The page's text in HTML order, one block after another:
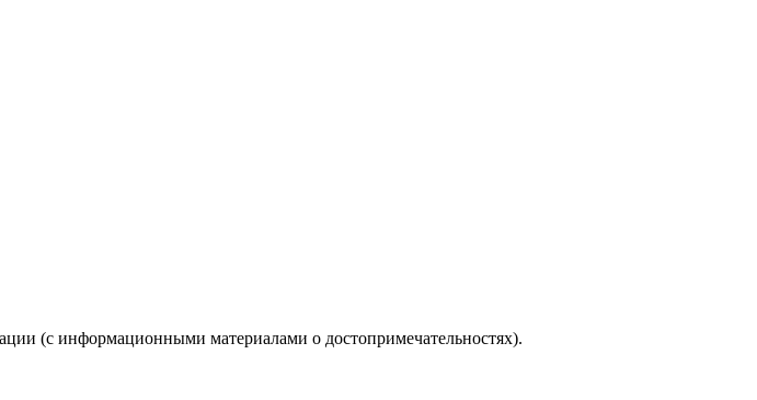
(с информационными материалами о достопримечательностях).